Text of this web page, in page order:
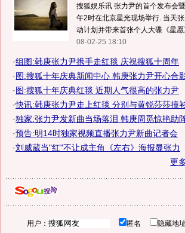
搜狐娱乐讯 张力尹的首个发布会
午2时在北京星光现场举行. 当天
动计划并带来首张个人大碟《星愿
08-02-25 18:10
·组图:韩庚张力尹携手走红毯 庆祝搜狐十周年
·图:搜狐十年庆典新闻中心 韩庚张力尹开心合
·图:搜狐十年庆典红毯 近期人气很高的张力尹
·快讯:韩庚张力尹走上红毯 分别与黄锐莎莎撞
·独家:张力尹发新曲当场落泪 韩庚周觅惊艳助
·预告:明14时独家视频直播张力尹新曲记者会
·刘威葳当"红"不让成主角《左右》海报显张力
更
用户： 匿名 隐藏地